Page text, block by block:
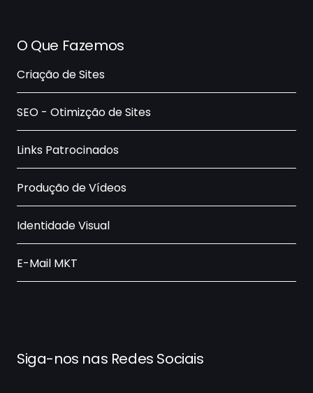
O Que Fazemos
Criação de Sites
SEO - Otimizção de Sites
Links Patrocinados
Produção de Vídeos
Identidade Visual
E-Mail MKT
Siga-nos nas Redes Sociais